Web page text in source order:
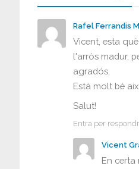
Rafel Ferrandis
Vicent, esta
l'arròs madur,
agradós.
Està molt bé
Salut!
Entra per
Vicent
En certa